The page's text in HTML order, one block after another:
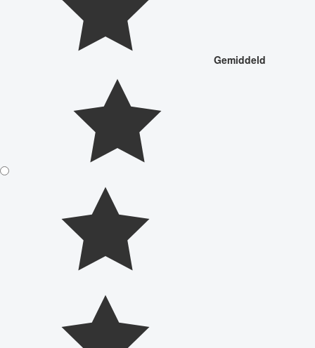
Gemiddeld